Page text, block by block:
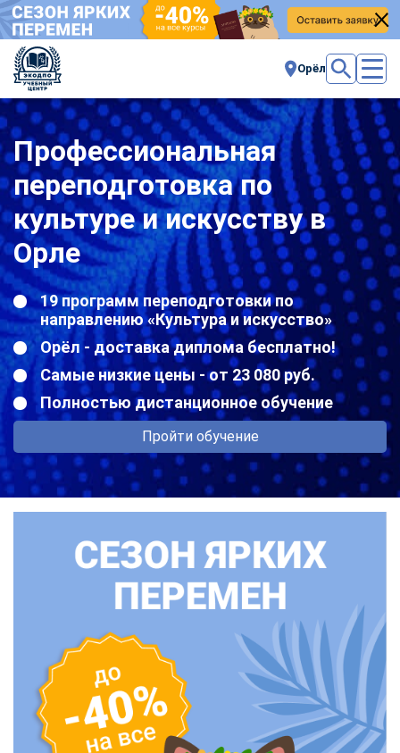
Орёл
Профессиональная
переподготовка по
культуре и искусству в
Орле
19 программ переподготовки по
направлению «Культура и искусство»
Орёл - доставка диплома бесплатно!
Самые низкие цены - от 23 080 руб.
Полностью дистанционное обучение
Пройти обучение